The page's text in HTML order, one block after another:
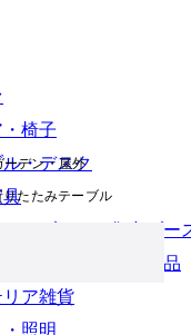
椅子
・デスク
具
ナルブース・集中ブー
スアクセサリー・備品
ア雑貨
照明
追加できます
ーデン・屋外
たたみテーブル